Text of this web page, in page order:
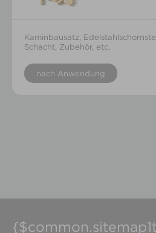
Kaminbausatz,
Schacht, Zubehör, etc.
nach Anwendung